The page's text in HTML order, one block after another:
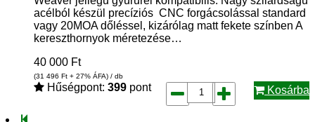
acélból készül precíziós CNC forgácsolással standard
vagy 20MOA dőléssel, kizárólag matt fekete színben A
kereszthornyok méretezése…
40 000 Ft
(31 496 Ft + 27% ÁFA) / db
Hűségpont: 399 pont Kosárba